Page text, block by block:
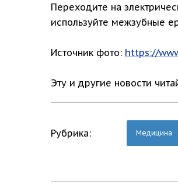
Переходите на
используйте межзубные
Источник фото: https://
Эту и другие новости
Рубрика: Медицина